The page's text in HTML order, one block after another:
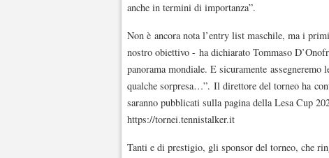
anche in termini di importanza”.
Non è ancora nota l’entry list maschile, ma i
nostro obiettivo - ha dichiarato Tommaso
panorama mondiale. E sicuramente
qualche sorpresa…”. Il direttore del torneo ha
saranno pubblicati sulla pagina della Lesa Cup
https://tornei.tennistalker.it
Tanti e di prestigio, gli sponsor del torneo, che